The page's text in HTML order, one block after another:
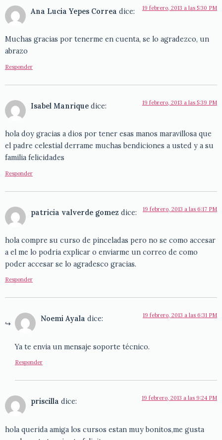
Ana Lucia Yepes Correa dice: 19 febrero, 2013 a las 5:30 PM
Muchas gracias por tenerme en cuenta, se lo agradezco, un
abrazo
Responder
Isabel Manrique dice: 19 febrero, 2013 a las 5:39 PM
hola doy gracias a dios por tener esas manos maravillosa que
el padre celestial derrame muchas bendiciones a usted y a su
familia felicidades
Responder
patricia valverde gomez dice: 19 febrero, 2013 a las 6:17 PM
hola compre su curso de pinceladas pero no se como accesar
a el me lo podria explicar o enviarme un correo de como
poder accesar se lo agradesco gracias.
Responder
Noemi Ayala dice: 19 febrero, 2013 a las 6:31 PM
Ya te envia un mensaje soporte técnico.
Responder
priscilla dice: 19 febrero, 2013 a las 9:24 PM
hola querida amiga los cursos estan muy bonitos,me gusta